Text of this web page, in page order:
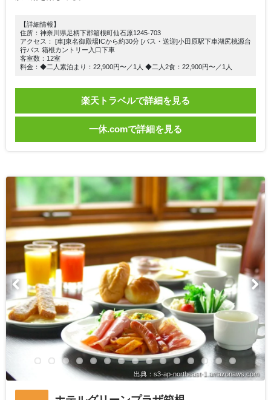
【詳細情報】
住所：神奈川県足柄下郡箱根町仙石原1245-703
アクセス： [車]東名御殿場ICから約30分 [バス・送迎]小田原駅下車湖尻桃源台
行バス 箱根カントリー入口下車
客室数：12室
料金：◆二人素泊まり：22,900円〜／1人 ◆二人2食：22,900円〜／1人
楽天トラベルで詳細を見る
一休.comで詳細を見る
出典：s3-ap-northeast-1.amazonaws.com